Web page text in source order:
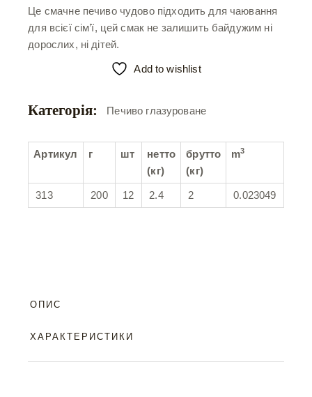
Це смачне печиво чудово підходить для чаювання
для всієї сім’ї, цей смак не залишить байдужим ні
дорослих, ні дітей.
Add to wishlist
Категорія: Печиво глазуроване
Артикул г шт
нетто
(кг)
брутто
(кг)
m3
313 200 12 2.4 2 0.023049
ОПИС
ХАРАКТЕРИСТИКИ